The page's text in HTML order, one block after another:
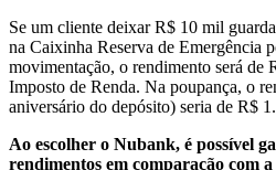
Se um cliente deixar R$ 10 mil
na Caixinha Reserva de Emergência
movimentação, o rendimento será de
Imposto de Renda. Na poupança, o
aniversário do depósito) seria de R$
Ao escolher o Nubank, é possível
rendimentos em comparação com